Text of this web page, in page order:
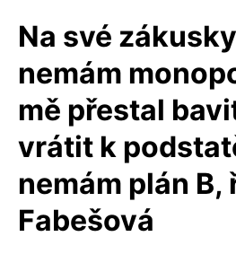
Na své
nemám
mě přestal
vrátit k
nemám plán B,
Fabešová